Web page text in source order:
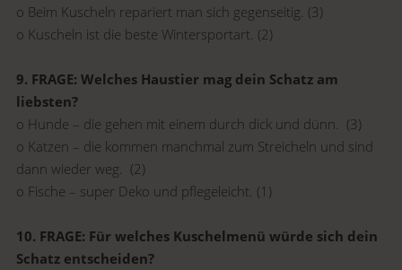
o Beim Kuscheln repariert man sich gegenseitig. (3)
o Kuscheln ist die beste Wintersportart. (2)
9. FRAGE: Welches Haustier mag dein Schatz am
liebsten?
o Hunde – die gehen mit einem durch dick und dünn. (3)
o Katzen – die kommen manchmal zum Streicheln und sind
dann wieder weg. (2)
o Fische – super Deko und pflegeleicht. (1)
10. FRAGE: Für welches Kuschelmenü würde sich dein
Schatz entscheiden?